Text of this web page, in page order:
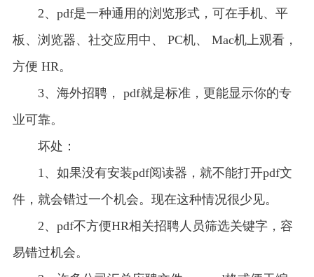
2、pdf是一种通用的浏览形式，可在手机、平
板、浏览器、社交应用中、 PC机、 Mac机上观看，
方便 HR。
3、海外招聘， pdf就是标准，更能显示你的专
业可靠。
坏处：
1、如果没有安装pdf阅读器，就不能打开pdf文
件，就会错过一个机会。现在这种情况很少见。
2、pdf不方便HR相关招聘人员筛选关键字，容
易错过机会。